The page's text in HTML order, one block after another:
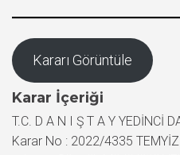
Kararı Görüntüle
Karar İçeriği
T.C. D A N I Ş T A Y YEDİNCİ
Karar No : 2022/4335 TEMYİZ